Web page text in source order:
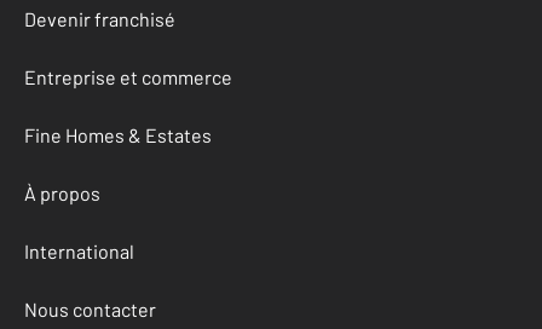
Devenir franchisé
Entreprise et commerce
Fine Homes & Estates
À propos
International
Nous contacter